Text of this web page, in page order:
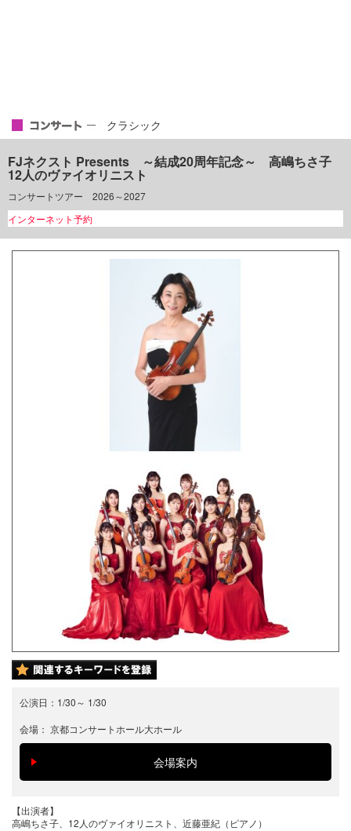
クラシック
FJネクスト Presents ～結成20周年記念～ 高嶋ちさ子
12人のヴァイオリニスト
コンサートツアー 2026～2027
インターネット予約
公演日： 1/30～ 1/30
会場： 京都コンサートホール大ホール
【出演者】
高嶋ちさ子、12人のヴァイオリニスト、近藤亜紀（ピアノ）